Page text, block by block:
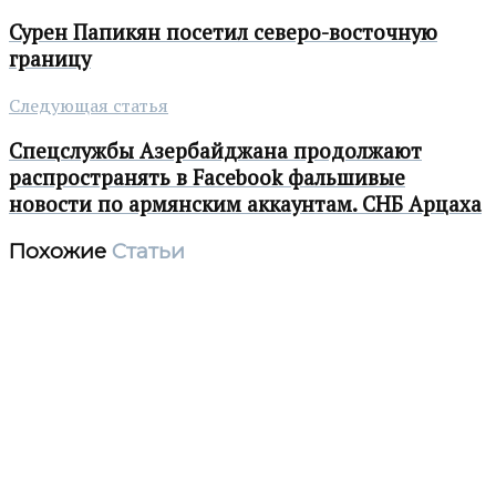
Сурен Папикян посетил северо-восточную
границу
Следующая статья
Спецслужбы Азербайджана продолжают
распространять в Facebook фальшивые
новости по армянским аккаунтам. СНБ Арцаха
Похожие Статьи